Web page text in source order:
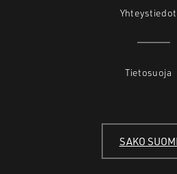
Yhteystiedot
Tietosuoja
SAKO SUOMI